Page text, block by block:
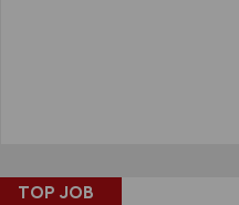
TOP JOB